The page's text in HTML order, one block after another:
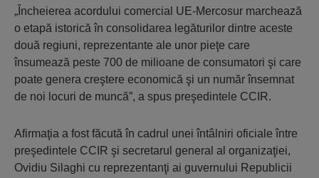
„Încheierea acordului comercial UE-Mercosur marchează
o etapă istorică în consolidarea legăturilor dintre aceste
două regiuni, reprezentante ale unor pieţe care
însumează peste 700 de milioane de consumatori şi care
poate genera creştere economică şi un număr însemnat
de noi locuri de muncă”, a spus preşedintele CCIR.
Afirmaţia a fost făcută în cadrul unei întâlniri oficiale între
preşedintele CCIR şi secretarul general al organizaţiei,
Ovidiu Silaghi cu reprezentanţi ai guvernului Republicii